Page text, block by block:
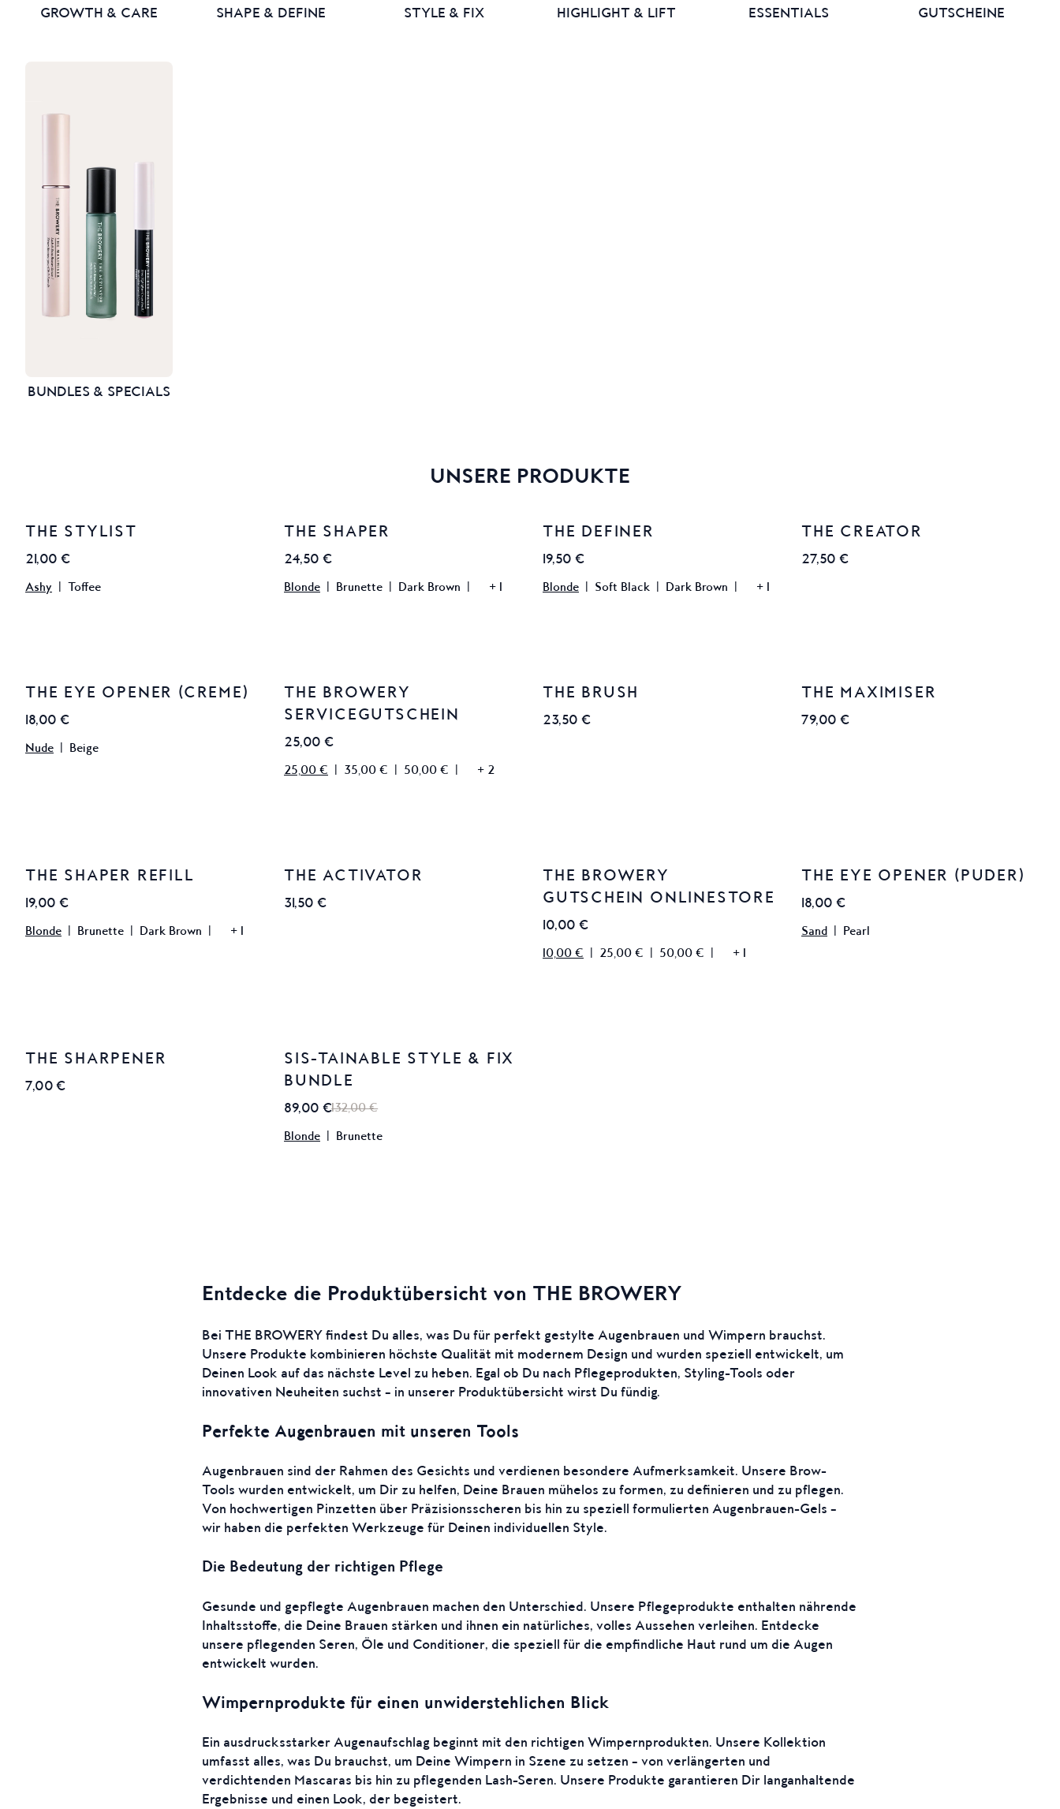
GROWTH & CARE SHAPE & DEFINE STYLE & FIX HIGHLIGHT & LIFT ESSENTIALS GUTSCHEINE
BUNDLES & SPECIALS
UNSERE PRODUKTE
THE STYLIST
21,00 €
Ashy Toffee
THE SHAPER
24,50 €
Blonde Brunette Dark Brown + 1
THE DEFINER
19,50 €
Blonde Soft Black Dark Brown + 1
THE CREATOR
27,50 €
THE EYE OPENER (CREME)
18,00 €
Nude Beige
THE BROWERY
SERVICEGUTSCHEIN
25,00 €
25,00 € 35,00 € 50,00 € + 2
THE BRUSH
23,50 €
THE MAXIMISER
79,00 €
THE SHAPER REFILL
19,00 €
Blonde Brunette Dark Brown + 1
THE ACTIVATOR
31,50 €
THE BROWERY
GUTSCHEIN ONLINESTORE
10,00 €
10,00 € 25,00 € 50,00 € + 1
THE EYE OPENER (PUDER)
18,00 €
Sand Pearl
THE SHARPENER
7,00 €
SALE
SIS-TAINABLE STYLE & FIX
BUNDLE
89,00 €132,00 €
Blonde Brunette
Entdecke die Produktübersicht von THE BROWERY
Bei THE BROWERY findest Du alles, was Du für perfekt gestylte Augenbrauen und Wimpern brauchst.
Unsere Produkte kombinieren höchste Qualität mit modernem Design und wurden speziell entwickelt, um
Deinen Look auf das nächste Level zu heben. Egal ob Du nach Pflegeprodukten, Styling-Tools oder
innovativen Neuheiten suchst – in unserer Produktübersicht wirst Du fündig.
Perfekte Augenbrauen mit unseren Tools
Augenbrauen sind der Rahmen des Gesichts und verdienen besondere Aufmerksamkeit. Unsere Brow-
Tools wurden entwickelt, um Dir zu helfen, Deine Brauen mühelos zu formen, zu definieren und zu pflegen.
Von hochwertigen Pinzetten über Präzisionsscheren bis hin zu speziell formulierten Augenbrauen-Gels –
wir haben die perfekten Werkzeuge für Deinen individuellen Style.
Die Bedeutung der richtigen Pflege
Gesunde und gepflegte Augenbrauen machen den Unterschied. Unsere Pflegeprodukte enthalten nährende
Inhaltsstoffe, die Deine Brauen stärken und ihnen ein natürliches, volles Aussehen verleihen. Entdecke
unsere pflegenden Seren, Öle und Conditioner, die speziell für die empfindliche Haut rund um die Augen
entwickelt wurden.
Wimpernprodukte für einen unwiderstehlichen Blick
Ein ausdrucksstarker Augenaufschlag beginnt mit den richtigen Wimpernprodukten. Unsere Kollektion
umfasst alles, was Du brauchst, um Deine Wimpern in Szene zu setzen – von verlängerten und
verdichtenden Mascaras bis hin zu pflegenden Lash-Seren. Unsere Produkte garantieren Dir langanhaltende
Ergebnisse und einen Look, der begeistert.